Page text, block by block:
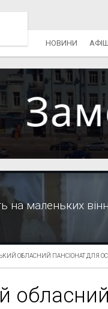
НОВИНИ
на маленьких
ОБЛАСНИЙ ПАНСІОНАТ ДЛЯ